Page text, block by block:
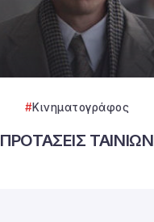
Κινηματογράφος
ΠΡΟΤΑΣΕΙΣ ΤΑΙΝΙΩΝ